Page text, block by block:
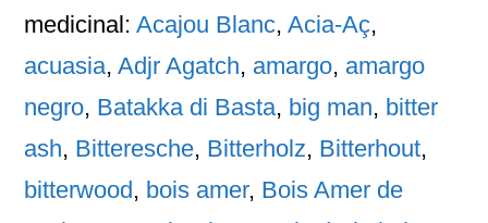
medicinal:Acajou Blanc,Acia-Aç,
acuasia,Adjr Agatch, amargo, amargo
negro, Batakka di Basta, big man, bitter
ash, Bitteresche, Bitterholz, Bitterhout,
bitterwood, bois amer, Bois Amer de